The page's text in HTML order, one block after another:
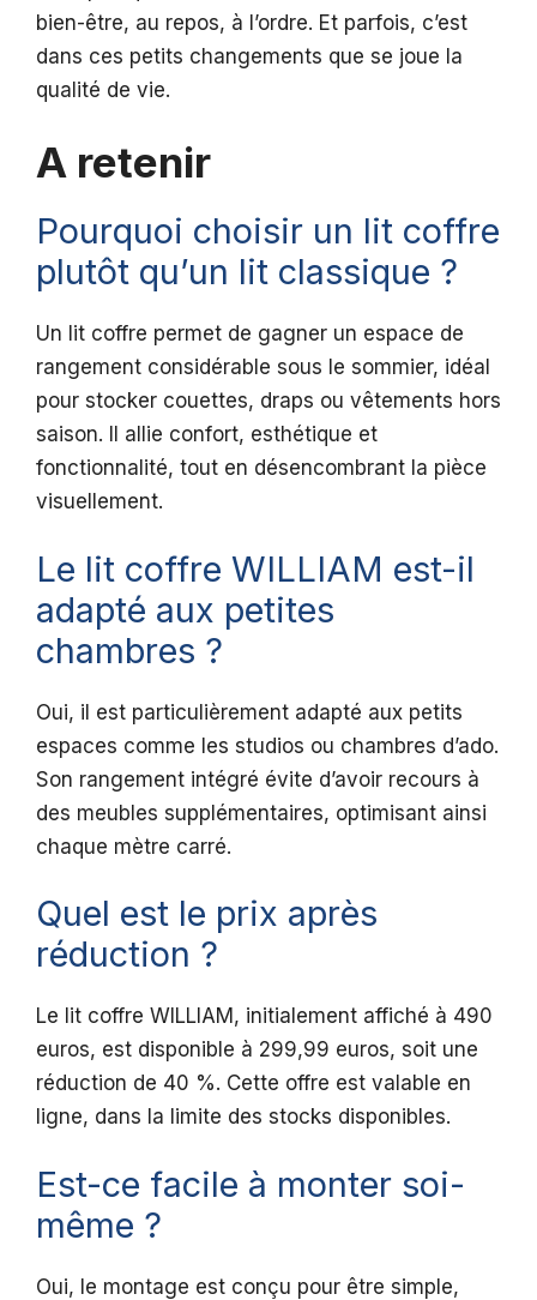
bien-être, au repos, à l’ordre. Et parfois, c’est
dans ces petits changements que se joue la
qualité de vie.
A retenir
Pourquoi choisir un lit coffre
plutôt qu’un lit classique ?
Un lit coffre permet de gagner un espace de
rangement considérable sous le sommier, idéal
pour stocker couettes, draps ou vêtements hors
saison. Il allie confort, esthétique et
fonctionnalité, tout en désencombrant la pièce
visuellement.
Le lit coffre WILLIAM est-il
adapté aux petites
chambres ?
Oui, il est particulièrement adapté aux petits
espaces comme les studios ou chambres d’ado.
Son rangement intégré évite d’avoir recours à
des meubles supplémentaires, optimisant ainsi
chaque mètre carré.
Quel est le prix après
réduction ?
Le lit coffre WILLIAM, initialement affiché à 490
euros, est disponible à 299,99 euros, soit une
réduction de 40 %. Cette offre est valable en
ligne, dans la limite des stocks disponibles.
Est-ce facile à monter soi-
même ?
Oui, le montage est conçu pour être simple,